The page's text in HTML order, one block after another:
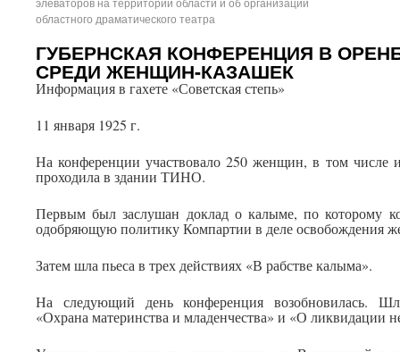
областного драматического театра
ГУБЕРНСКАЯ КОНФЕРЕНЦИЯ В
СРЕДИ ЖЕНЩИН-КАЗАШЕК
Информация в гахете «Советская степь»
11 января 1925 г.
На конференции участвовало 250 женщин, в том
проходила в здании ТИНО.
Первым был заслушан доклад о калыме, по которому
одобряющую политику Компартии в деле освобождения
Затем шла пьеса в трех действиях «В рабстве калыма».
На следующий день конференция возобновилась.
«Охрана материнства и младенчества» и «О ликвидации